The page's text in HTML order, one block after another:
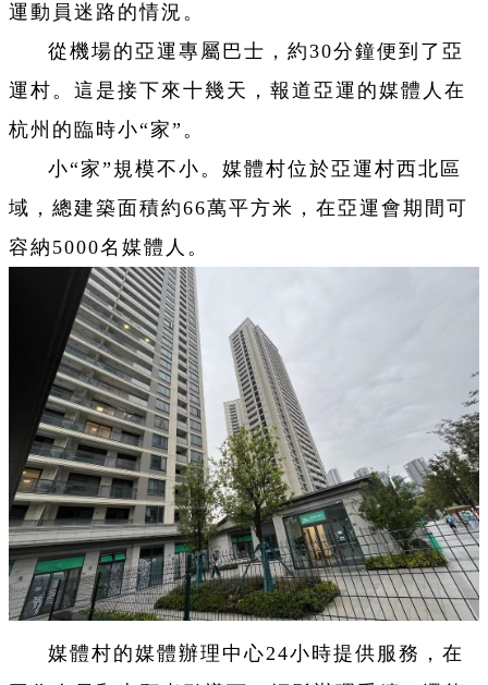
運動員迷路的情況。
從機場的亞運專屬巴士，約30分鐘便到了亞
運村。這是接下來十幾天，報道亞運的媒體人在
杭州的臨時小“家”。
小“家”規模不小。媒體村位於亞運村西北區
域，總建築面積約66萬平方米，在亞運會期間可
容納5000名媒體人。
媒體村的媒體辦理中心24小時提供服務，在